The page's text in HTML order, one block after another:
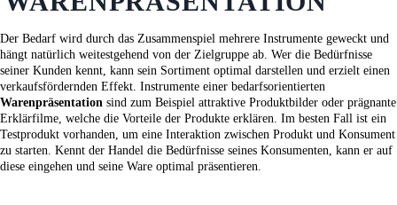
Der Bedarf wird durch das Zusammenspiel mehrere Instrumente geweckt und
hängt natürlich weitestgehend von der Zielgruppe ab. Wer die Bedürfnisse
seiner Kunden kennt, kann sein Sortiment optimal darstellen und erzielt einen
verkaufsfördernden Effekt. Instrumente einer bedarfsorientierten
Warenpräsentation sind zum Beispiel attraktive Produktbilder oder prägnante
Erklärfilme, welche die Vorteile der Produkte erklären. Im besten Fall ist ein
Testprodukt vorhanden, um eine Interaktion zwischen Produkt und Konsument
zu starten. Kennt der Handel die Bedürfnisse seines Konsumenten, kann er auf
diese eingehen und seine Ware optimal präsentieren.